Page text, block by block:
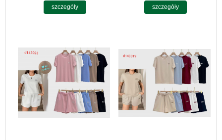
szczegóły szczegóły